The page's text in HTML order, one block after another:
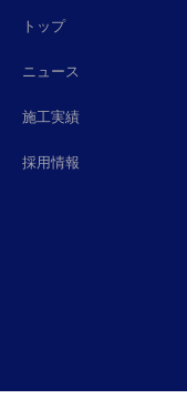
トップ
ニュース
施工実績
採用情報